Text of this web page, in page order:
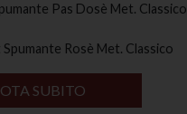
Pas Dosè Met. Classico
Rosè Met. Classico
SUBITO